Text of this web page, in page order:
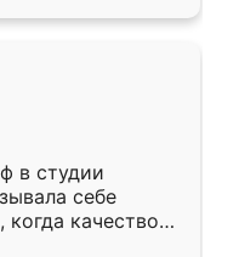
в студии
себе
когда качеством
уже почти